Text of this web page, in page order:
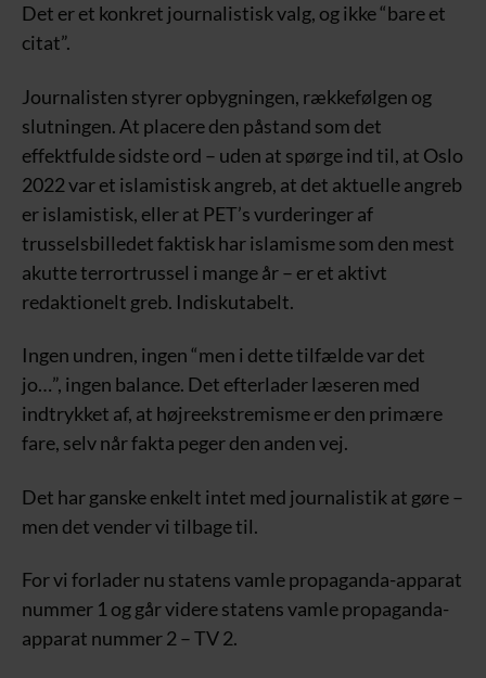
Det er et konkret journalistisk valg, og ikke “bare et
citat”.
Journalisten styrer opbygningen, rækkefølgen og
slutningen. At placere den påstand som det
effektfulde sidste ord – uden at spørge ind til, at Oslo
2022 var et islamistisk angreb, at det aktuelle angreb
er islamistisk, eller at PET’s vurderinger af
trusselsbilledet faktisk har islamisme som den mest
akutte terrortrussel i mange år – er et aktivt
redaktionelt greb. Indiskutabelt.
Ingen undren, ingen “men i dette tilfælde var det
jo…”, ingen balance. Det efterlader læseren med
indtrykket af, at højreekstremisme er den primære
fare, selv når fakta peger den anden vej.
Det har ganske enkelt intet med journalistik at gøre –
men det vender vi tilbage til.
For vi forlader nu statens vamle propaganda-apparat
nummer 1 og går videre statens vamle propaganda-
apparat nummer 2 – TV 2.